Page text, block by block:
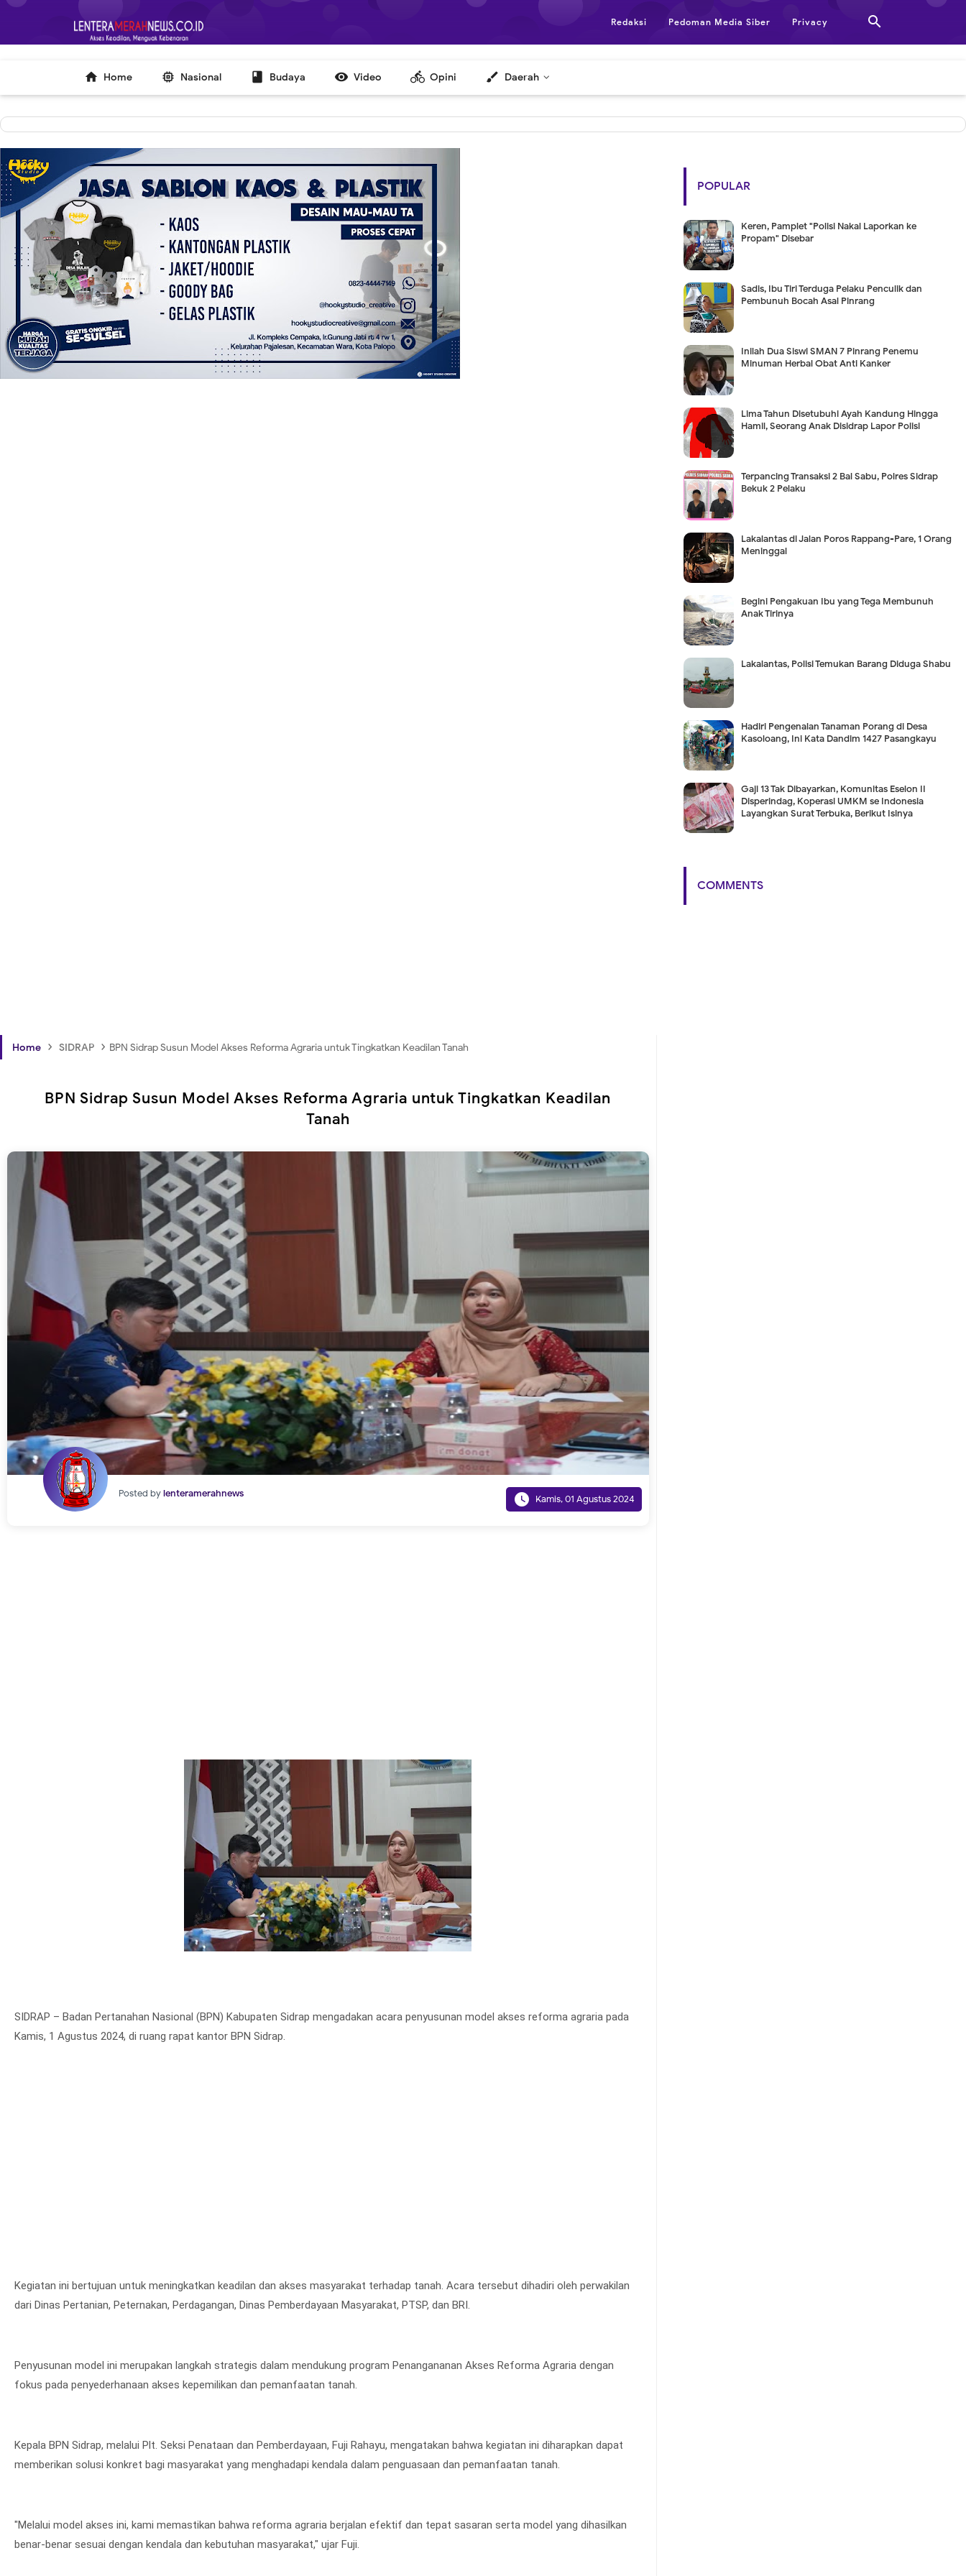
-->

Redaksi Pedoman Media Siber Privacy
 Home  Nasional  Budaya  Video directions_bike Opini brush Daerah
Home › SIDRAP › BPN Sidrap Susun Model Akses Reforma Agraria untuk Tingkatkan Keadilan Tanah
BPN Sidrap Susun Model Akses Reforma Agraria untuk Tingkatkan Keadilan
Tanah
Posted bylenteramerahnews  Kamis, 01 Agustus 2024
SIDRAP – Badan Pertanahan Nasional (BPN) Kabupaten Sidrap mengadakan acara penyusunan model akses reforma agraria pada
Kamis, 1 Agustus 2024, di ruang rapat kantor BPN Sidrap.
Kegiatan ini bertujuan untuk meningkatkan keadilan dan akses masyarakat terhadap tanah. Acara tersebut dihadiri oleh perwakilan
dari Dinas Pertanian, Peternakan, Perdagangan, Dinas Pemberdayaan Masyarakat, PTSP, dan BRI.
Penyusunan model ini merupakan langkah strategis dalam mendukung program Penangananan Akses Reforma Agraria dengan
fokus pada penyederhanaan akses kepemilikan dan pemanfaatan tanah.
Kepala BPN Sidrap, melalui Plt. Seksi Penataan dan Pemberdayaan, Fuji Rahayu, mengatakan bahwa kegiatan ini diharapkan dapat
memberikan solusi konkret bagi masyarakat yang menghadapi kendala dalam penguasaan dan pemanfaatan tanah.
"Melalui model akses ini, kami memastikan bahwa reforma agraria berjalan efektif dan tepat sasaran serta model yang dihasilkan
benar-benar sesuai dengan kendala dan kebutuhan masyarakat," ujar Fuji.
POPULAR
Keren, Pamplet "Polisi Nakal Laporkan ke
Propam" Disebar
Sadis, Ibu Tiri Terduga Pelaku Penculik dan
Pembunuh Bocah Asal Pinrang
Inilah Dua Siswi SMAN 7 Pinrang Penemu
Minuman Herbal Obat Anti Kanker
Lima Tahun Disetubuhi Ayah Kandung Hingga
Hamil, Seorang Anak Disidrap Lapor Polisi
Terpancing Transaksi 2 Bal Sabu, Polres Sidrap
Bekuk 2 Pelaku
Lakalantas di Jalan Poros Rappang-Pare, 1 Orang
Meninggal
Begini Pengakuan Ibu yang Tega Membunuh
Anak Tirinya
Lakalantas, Polisi Temukan Barang Diduga Shabu
Hadiri Pengenalan Tanaman Porang di Desa
Kasoloang, Ini Kata Dandim 1427 Pasangkayu
Gaji 13 Tak Dibayarkan, Komunitas Eselon II
Disperindag, Koperasi UMKM se Indonesia
Layangkan Surat Terbuka, Berikut Isinya
COMMENTS